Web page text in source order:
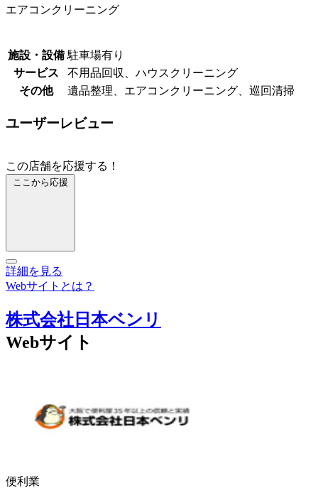
エアコンクリーニング
施設・設備 駐車場有り
サービス
不用品回収、ハウスクリーニング
その他
遺品整理、エアコンクリーニング、巡回清掃
ユーザーレビュー
この店舗を応援する！
ここから応援
詳細を見る
Webサイトとは？
株式会社日本ベンリ
Webサイト
便利業